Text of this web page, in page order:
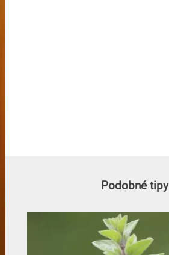
Podobné tipy